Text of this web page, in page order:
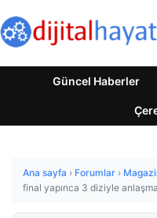
Güncel Haberler
Ana sayfa › Forumlar ›
final yapınca 3 diziyle